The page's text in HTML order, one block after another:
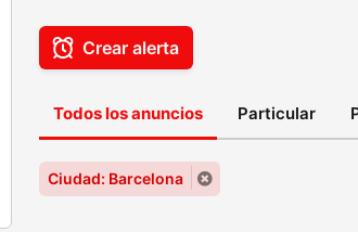
Crear alerta
Todos los anuncios Particular
Ciudad: Barcelona